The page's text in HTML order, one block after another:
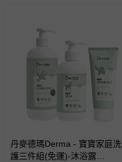
丹麥德瑪Derma - 寶寶家庭洗
護三件組(免運)-沐浴露